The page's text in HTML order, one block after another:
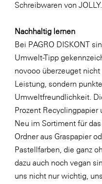
Schreibwaren von JOLLY.
Nachhaltig lernen
Bei PAGRO DISKONT
Umwelt-Tipp
novooo überzeuget
Leistung, sondern
Umweltfreundlichkeit.
Prozent Recyclingpapier
Neu im Sortiment für
Ordner aus Graspapier
Pastellfarben, die ganz
dazu auch noch vegan
uns nicht nur wichtig,